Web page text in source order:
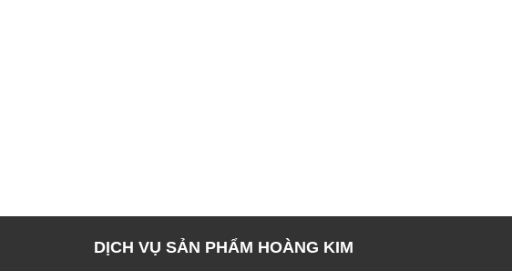
DỊCH VỤ SẢN PHẨM HOÀNG KIM